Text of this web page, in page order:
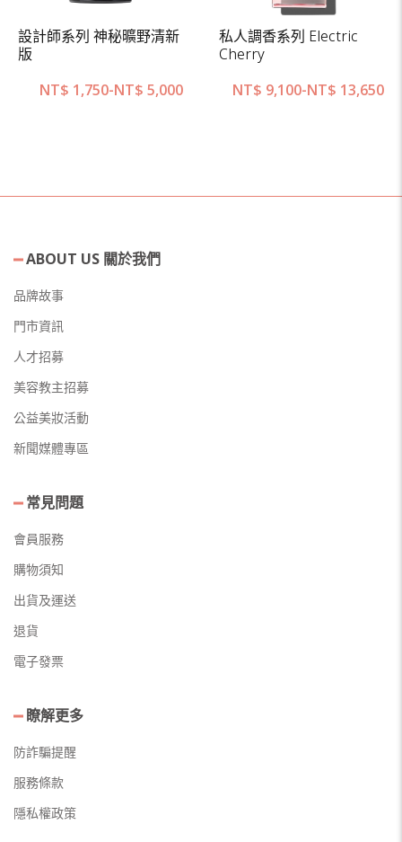
設計師系列 神秘曠野清新
版
NT$ 1,750-NT$ 5,000
私人調香系列 Electric
Cherry
NT$ 9,100-NT$ 13,650
ABOUT US 關於我們
品牌故事
門市資訊
人才招募
美容教主招募
公益美妝活動
新聞媒體專區
常見問題
會員服務
購物須知
出貨及運送
退貨
電子發票
瞭解更多
防詐騙提醒
服務條款
隱私權政策